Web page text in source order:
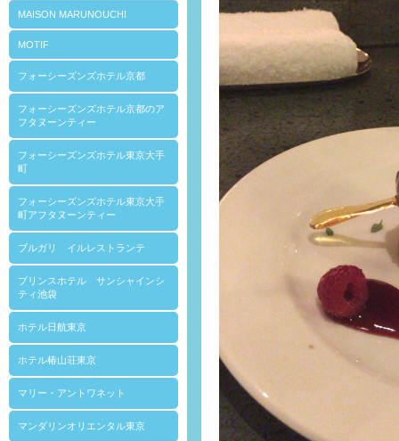
MAISON MARUNOUCHI
MOTIF
フォーシーズンズホテル京都
フォーシーズンズホテル京都のア
フタヌーンティー
フォーシーズンズホテル東京大手
町
フォーシーズンズホテル東京大手
町アフタヌーンティー
ブルガリ イルレストランテ
プリンスホテル サンシャインシ
ティ池袋
ホテル日航東京
ホテル椿山荘東京
マリー・アントワネット
マンダリンオリエンタル東京